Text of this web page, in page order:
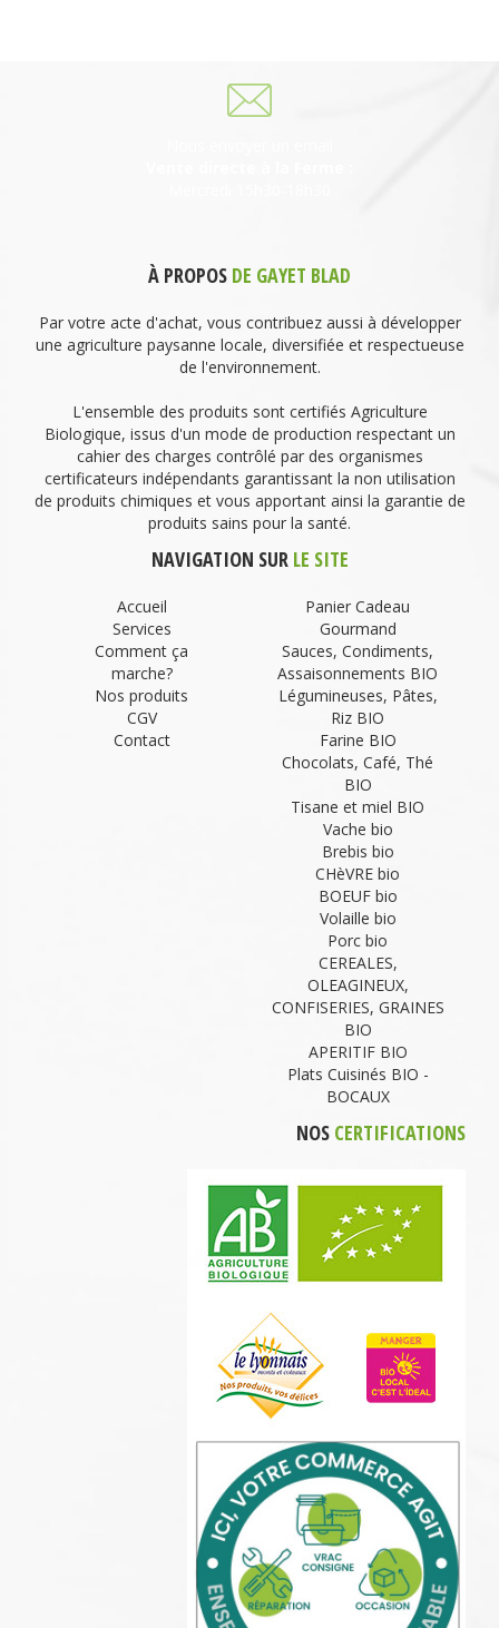
À PROPOS DE GAYET BLAD
Par votre acte d'achat, vous contribuez aussi à développer
une agriculture paysanne locale, diversifiée et respectueuse
de l'environnement.
L'ensemble des produits sont certifiés Agriculture
Biologique, issus d'un mode de production respectant un
cahier des charges contrôlé par des organismes
certificateurs indépendants garantissant la non utilisation
de produits chimiques et vous apportant ainsi la garantie de
produits sains pour la santé.
NAVIGATION SUR LE SITE
Accueil
Services
Comment ça
marche?
Nos produits
CGV
Contact
Panier Cadeau
Gourmand
Sauces, Condiments,
Assaisonnements BIO
Légumineuses, Pâtes,
Riz BIO
Farine BIO
Chocolats, Café, Thé
BIO
Tisane et miel BIO
Vache bio
Brebis bio
CHèVRE bio
BOEUF bio
Volaille bio
Porc bio
CEREALES,
OLEAGINEUX,
CONFISERIES, GRAINES
BIO
APERITIF BIO
Plats Cuisinés BIO -
BOCAUX
NOS CERTIFICATIONS